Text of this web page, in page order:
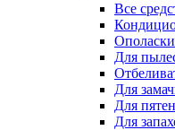
Все
Для
Для
Для пятен
Для